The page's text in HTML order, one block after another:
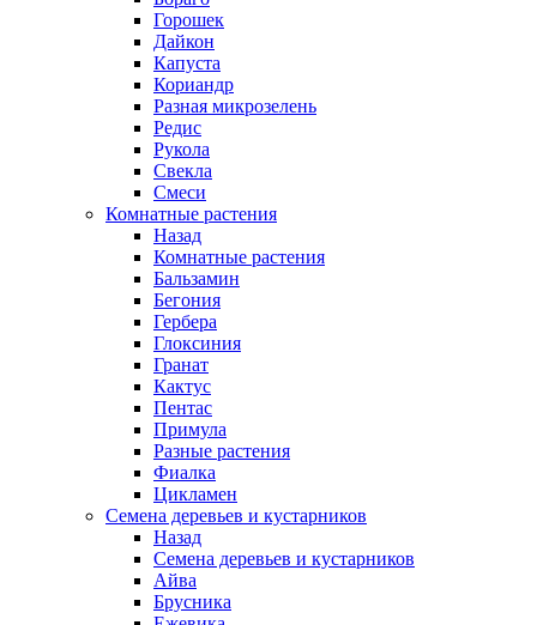
Горошек
Дайкон
Капуста
Кориандр
Разная микрозелень
Редис
Рукола
Свекла
Смеси
Комнатные растения
Назад
Комнатные растения
Бальзамин
Бегония
Гербера
Глоксиния
Гранат
Кактус
Пентас
Примула
Разные растения
Фиалка
Цикламен
Семена деревьев и кустарников
Назад
Семена деревьев и кустарников
Айва
Брусника